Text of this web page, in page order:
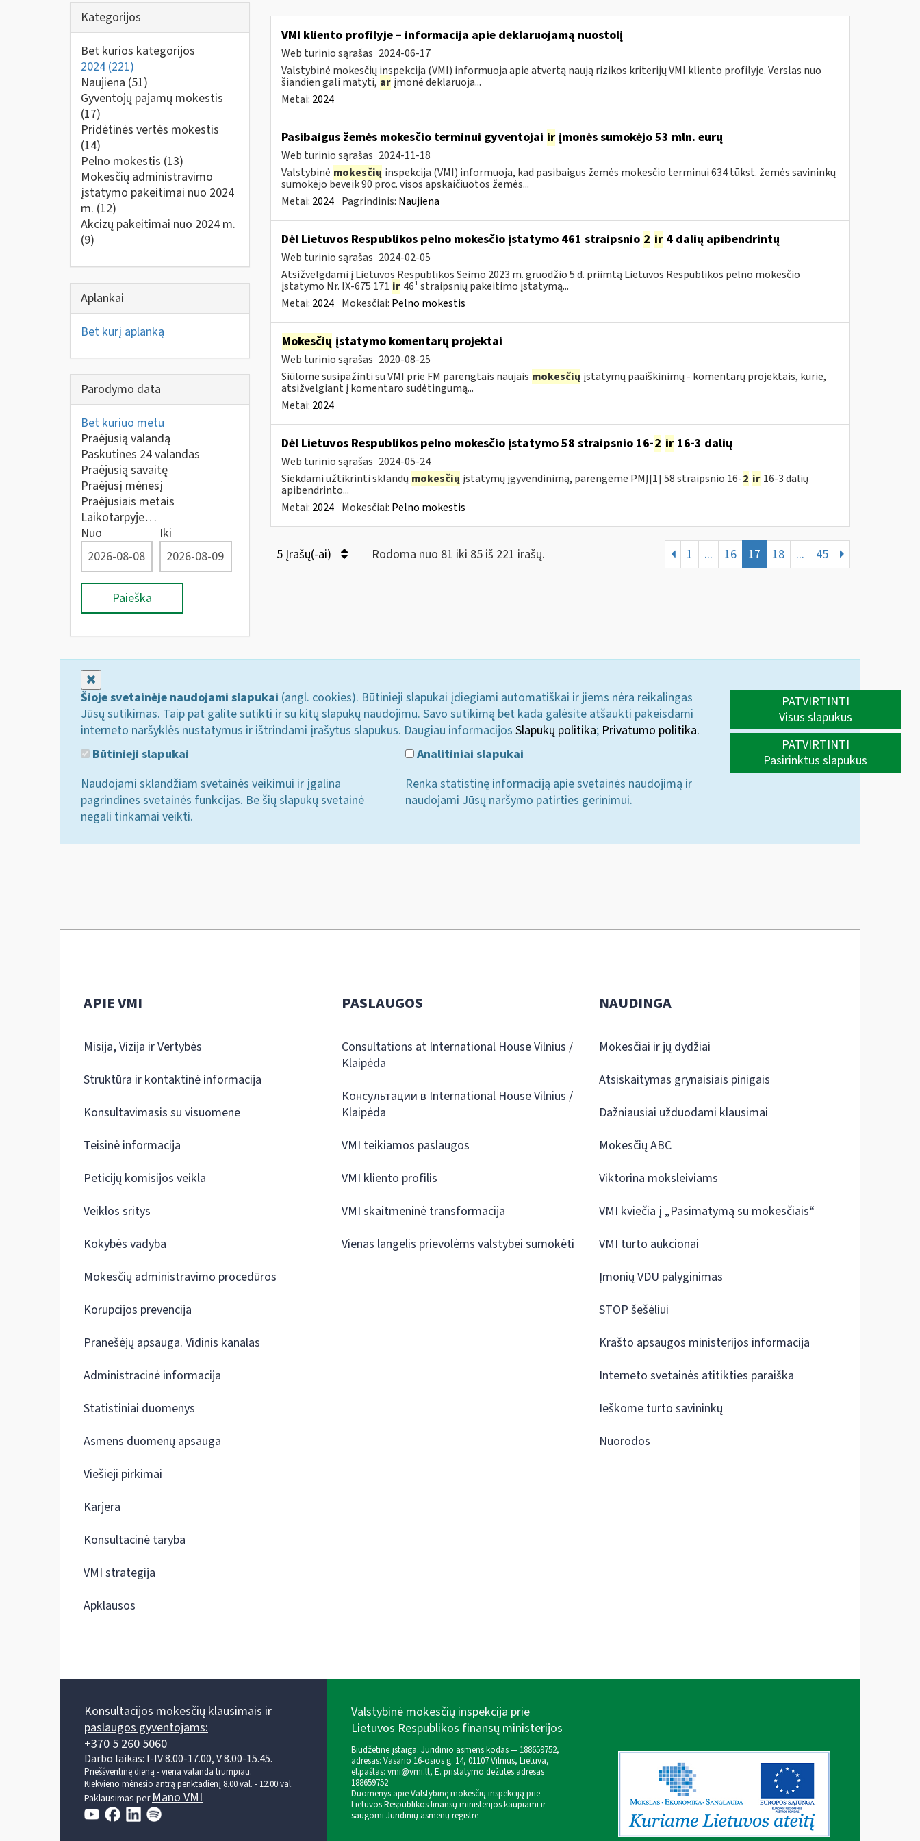
Kategorijos
Bet kurios kategorijos
2024 (221)
Naujiena (51)
Gyventojų pajamų mokestis
(17)
Pridėtinės vertės mokestis
(14)
Pelno mokestis (13)
Mokesčių administravimo
įstatymo pakeitimai nuo 2024
m. (12)
Akcizų pakeitimai nuo 2024 m.
(9)
Aplankai
Bet kurį aplanką
Parodymo data
Bet kuriuo metu
Praėjusią valandą
Paskutines 24 valandas
Praėjusią savaitę
Praėjusį mėnesį
Praėjusiais metais
Laikotarpyje…
Nuo
Iki
Paieška
VMI kliento profilyje – informacija apie deklaruojamą nuostolį
Web turinio sąrašas 2024-06-17
Valstybinė mokesčių inspekcija (VMI) informuoja apie atvertą naują rizikos kriterijų VMI kliento profilyje. Verslas nuo
šiandien gali matyti, ar įmonė deklaruoja...
Metai: 2024
Pasibaigus žemės mokesčio terminui gyventojai irįmonės sumokėjo 53 mln. eurų
Web turinio sąrašas 2024-11-18
Valstybinė mokesčių inspekcija (VMI) informuoja, kad pasibaigus žemės mokesčio terminui 634 tūkst. žemės savininkų
sumokėjo beveik 90 proc. visos apskaičiuotos žemės...
Metai: 2024 Pagrindinis: Naujiena
Dėl Lietuvos Respublikos pelno mokesčio įstatymo 461 straipsnio 2 ir4 dalių apibendrintų
Web turinio sąrašas 2024-02-05
Atsižvelgdami į Lietuvos Respublikos Seimo 2023 m. gruodžio 5 d. priimtą Lietuvos Respublikos pelno mokesčio
įstatymo Nr. IX-675 171 ir 46¹ straipsnių pakeitimo įstatymą...
Metai: 2024 Mokesčiai: Pelno mokestis
Mokesčių įstatymo komentarų projektai
Web turinio sąrašas 2020-08-25
Siūlome susipažinti su VMI prie FM parengtais naujais mokesčių įstatymų paaiškinimų - komentarų projektais, kurie,
atsižvelgiant į komentaro sudėtingumą...
Metai: 2024
Dėl Lietuvos Respublikos pelno mokesčio įstatymo 58 straipsnio 16-2 ir16-3 dalių
Web turinio sąrašas 2024-05-24
Siekdami užtikrinti sklandų mokesčių įstatymų įgyvendinimą, parengėme PMĮ[1] 58 straipsnio 16-2 ir 16-3 dalių
apibendrinto...
Metai: 2024 Mokesčiai: Pelno mokestis
5 Įrašų(-ai) Rodoma nuo 81 iki 85 iš 221 irašų. 1 ... 16 17 18 ... 45
Šioje svetainėje naudojami slapukai (angl. cookies). Būtinieji slapukai įdiegiami automatiškai ir jiems nėra reikalingas
Jūsų sutikimas. Taip pat galite sutikti ir su kitų slapukų naudojimu. Savo sutikimą bet kada galėsite atšaukti pakeisdami
interneto naršyklės nustatymus ir ištrindami įrašytus slapukus. Daugiau informacijos Slapukų politika; Privatumo politika.
Būtinieji slapukai
Naudojami sklandžiam svetainės veikimui ir įgalina
pagrindines svetainės funkcijas. Be šių slapukų svetainė
negali tinkamai veikti.
Analitiniai slapukai
Renka statistinę informaciją apie svetainės naudojimą ir
naudojami Jūsų naršymo patirties gerinimui.
PATVIRTINTI
Visus slapukus
PATVIRTINTI
Pasirinktus slapukus
APIE VMI
Misija, Vizija ir Vertybės
Struktūra ir kontaktinė informacija
Konsultavimasis su visuomene
Teisinė informacija
Peticijų komisijos veikla
Veiklos sritys
Kokybės vadyba
Mokesčių administravimo procedūros
Korupcijos prevencija
Pranešėjų apsauga. Vidinis kanalas
Administracinė informacija
Statistiniai duomenys
Asmens duomenų apsauga
Viešieji pirkimai
Karjera
Konsultacinė taryba
VMI strategija
Apklausos
PASLAUGOS
Consultations at International House Vilnius /
Klaipėda
Консультации в International House Vilnius /
Klaipėda
VMI teikiamos paslaugos
VMI kliento profilis
VMI skaitmeninė transformacija
Vienas langelis prievolėms valstybei sumokėti
NAUDINGA
Mokesčiai ir jų dydžiai
Atsiskaitymas grynaisiais pinigais
Dažniausiai užduodami klausimai
Mokesčių ABC
Viktorina moksleiviams
VMI kviečia į „Pasimatymą su mokesčiais“
VMI turto aukcionai
Įmonių VDU palyginimas
STOP šešėliui
Krašto apsaugos ministerijos informacija
Interneto svetainės atitikties paraiška
Ieškome turto savininkų
Nuorodos
Konsultacijos mokesčių klausimais ir
paslaugos gyventojams:
+370 5 260 5060
Darbo laikas: I-IV 8.00-17.00, V 8.00-15.45.
Prieššventinę dieną - viena valanda trumpiau.
Kiekvieno mėnesio antrą penktadienį 8.00 val. - 12.00 val.
Paklausimas per Mano VMI
Valstybinė mokesčių inspekcija prie
Lietuvos Respublikos finansų ministerijos
Biudžetinė įstaiga. Juridinio asmens kodas — 188659752,
adresas: Vasario 16-osios g. 14, 01107 Vilnius, Lietuva,
el.paštas: vmi@vmi.lt, E. pristatymo dėžutės adresas
188659752
Duomenys apie Valstybinę mokesčių inspekciją prie
Lietuvos Respublikos finansų ministerijos kaupiami ir
saugomi Juridinių asmenų registre